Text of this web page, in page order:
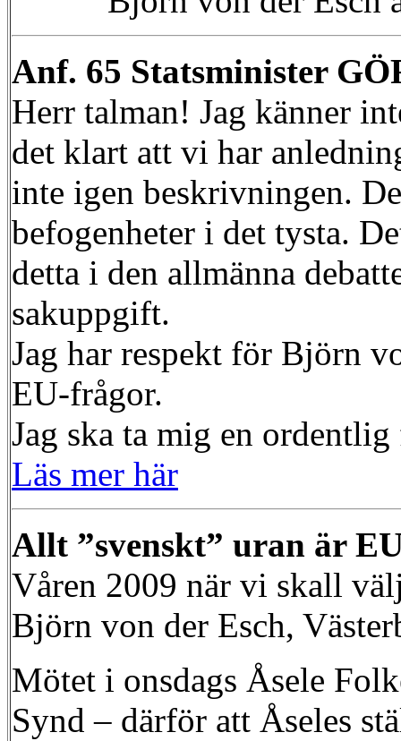
Anf. 65 Statsminister
Herr talman! Jag känner
det klart att vi har
inte igen beskrivningen.
befogenheter i det tysta.
detta i den allmänna
sakuppgift.
Jag har respekt för Björn
EU-frågor.
Jag ska ta mig en
Läs mer här
Allt ”svenskt” uran är
Våren 2009 när vi skall
Björn von der Esch,
Mötet i onsdags Åsele
Synd – därför att Åseles